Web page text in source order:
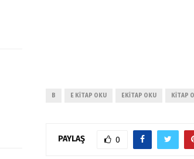
B E KITAP OKU EKITAP OKU KITAP
PAYLAŞ 0